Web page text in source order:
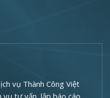
vụ Thành Công Việt
tư vấn, lập báo cáo,